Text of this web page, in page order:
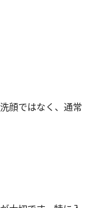
顔ではなく、通常